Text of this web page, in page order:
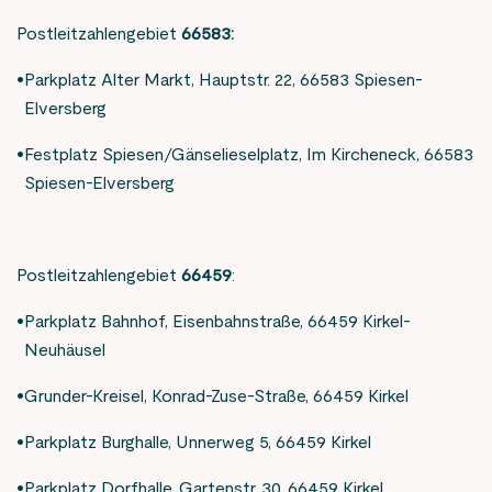
Postleitzahlengebiet 66583:
Parkplatz Alter Markt, Hauptstr. 22, 66583 Spiesen-
Elversberg
Festplatz Spiesen/Gänselieselplatz, Im Kircheneck, 66583
Spiesen-Elversberg
Postleitzahlengebiet 66459:
Parkplatz Bahnhof, Eisenbahnstraße, 66459 Kirkel-
Neuhäusel
Grunder-Kreisel, Konrad-Zuse-Straße, 66459 Kirkel
Parkplatz Burghalle, Unnerweg 5, 66459 Kirkel